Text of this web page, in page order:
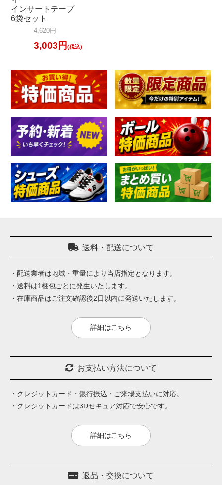
インサートテープ
6袋セット
4,620円
3,003円 (税込)
送料・配送について
・配送業者は地域・重量により当店指定となります。
・送料は1梱包ごとに発生いたします。
・在庫商品はご注文確認後2日以内に発送いたします。
詳細はこちら
お支払い方法について
・クレジットカード・銀行振込・ご来場支払いに対応。
・クレジットカードは3Dセキュア対応で安心です。
詳細はこちら
返品・交換について